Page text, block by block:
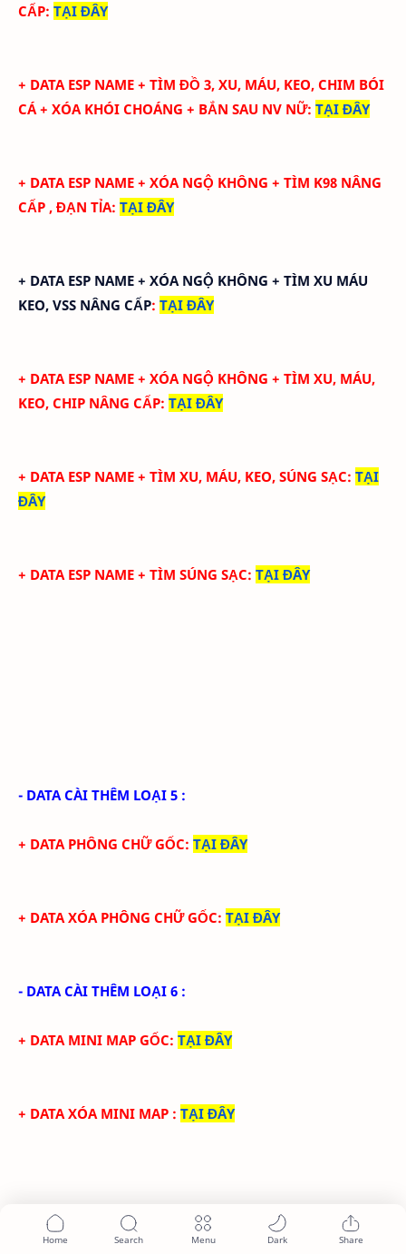
CẤP: TẠI ĐÂY
+ DATA ESP NAME + TÌM ĐỒ 3, XU, MÁU, KEO, CHIM BÓI
CÁ + XÓA KHÓI CHOÁNG + BẮN SAU NV NỮ: TẠI ĐÂY
+ DATA ESP NAME + XÓA NGỘ KHÔNG + TÌM K98 NÂNG
CẤP , ĐẠN TỈA: TẠI ĐÂY
+ DATA ESP NAME + XÓA NGỘ KHÔNG + TÌM XU MÁU
KEO, VSS NÂNG CẤP: TẠI ĐÂY
+ DATA ESP NAME + XÓA NGỘ KHÔNG + TÌM XU, MÁU,
KEO, CHIP NÂNG CẤP: TẠI ĐÂY
+ DATA ESP NAME + TÌM XU, MÁU, KEO, SÚNG SẠC: TẠI
ĐÂY
+ DATA ESP NAME + TÌM SÚNG SẠC: TẠI ĐÂY
- DATA CÀI THÊM LOẠI 5 :
+ DATA PHÔNG CHỮ GỐC: TẠI ĐÂY
+ DATA XÓA PHÔNG CHỮ GỐC: TẠI ĐÂY
- DATA CÀI THÊM LOẠI 6 :
+ DATA MINI MAP GỐC: TẠI ĐÂY
+ DATA XÓA MINI MAP : TẠI ĐÂY